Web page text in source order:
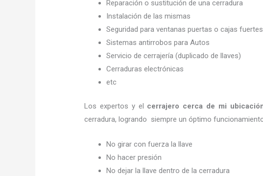
Reparación o sustitución de una cerradura
Instalación de las mismas
Seguridad para ventanas puertas o cajas fuertes
Sistemas antirrobos para Autos
Servicio de cerrajería (duplicado de llaves)
Cerraduras electrónicas
etc
Los expertos y el cerrajero cerca de mi
cerradura, logrando siempre un óptimo
No girar con fuerza la llave
No hacer presión
No dejar la llave dentro de la cerradura